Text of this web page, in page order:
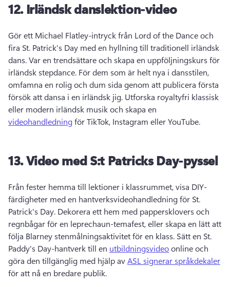
12.Irländsk danslektion-video
Gör ett Michael Flatley-intryck från Lord of the Dance och
fira St. Patrick's Day med en hyllning till traditionell irländsk
dans. Var en trendsättare och skapa en uppföljningskurs för
irländsk stepdance. För dem som är helt nya i dansstilen,
omfamna en rolig och dum sida genom att publicera första
försök att dansa i en irländsk jig. Utforska royaltyfri klassisk
eller modern irländsk musik och skapa en
videohandledning för TikTok, Instagram eller YouTube.
13.Video med S:t Patricks Day-pyssel
Från fester hemma till lektioner i klassrummet, visa DIY-
Patrick's Day. Dekorera ett hem med pappersklovers och
regnbågar för en leprechaun-temafest, eller skapa en lätt att
följa Blarney stenmålningsaktivitet för en klass.
Paddy's Day-hantverk till en utbildningsvideo online och
göra den tillgänglig med hjälp av ASL signerar språkdekaler
för att nå en bredare publik.